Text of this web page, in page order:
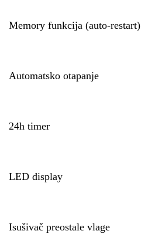
Memory funkcija (auto-restart)
Automatsko otapanje
24h timer
LED display
Isušivač preostale vlage